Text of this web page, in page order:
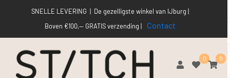
SNELLE LEVERING | De gezelligste winkel van IJburg |
Boven €100,-- GRATIS verzending |
Contact
0 0